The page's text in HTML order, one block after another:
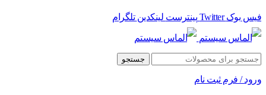
فیس بوک Twitter پینترست لینکدین تلگرام
جستجو
ورود / فرم ثبت نام